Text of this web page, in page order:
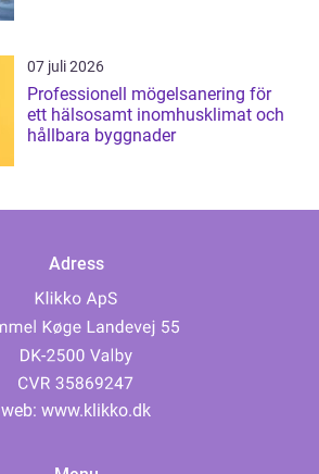
07 juli 2026
Professionell mögelsanering för
ett hälsosamt inomhusklimat och
hållbara byggnader
Adress
web: www.klikko.dk